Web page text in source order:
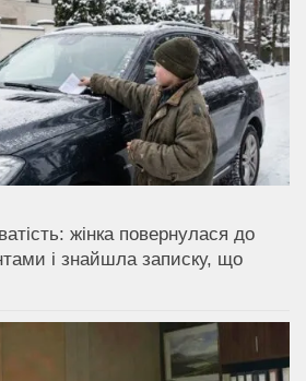
жінка повернулася до
і знайшла записку, що